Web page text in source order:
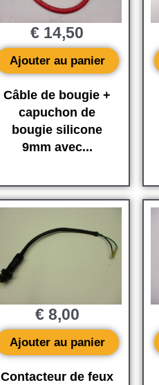
Câble de bougie +
capuchon de
bougie silicone
9mm avec...
€ 14,50
Ajouter au panier
Contacteur de feux
€8,00
Ajouter au panier